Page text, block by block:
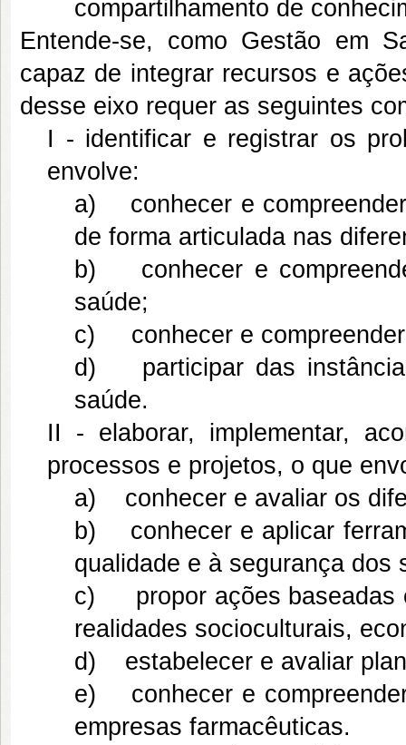
compartilhamento de
Entende-se, como Gestão em
capaz de integrar recursos e
desse eixo requer as seguintes
I - identificar e registrar os
envolve:
a) conhecer e
de forma articulada nas
b) conhecer e
saúde;
c) conhecer e compreender
d) participar das
saúde.
II - elaborar, implementar,
processos e projetos, o que
a) conhecer e avaliar os
b) conhecer e aplicar
qualidade e à segurança dos
c) propor ações baseadas
realidades socioculturais,
d) estabelecer e avaliar
e) conhecer e
empresas farmacêuticas.